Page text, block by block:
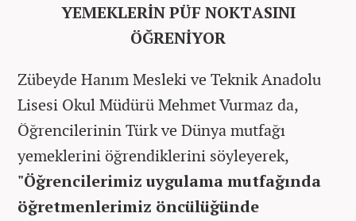
YEMEKLERİN PÜF NOKTASINI
ÖĞRENİYOR
Zübeyde Hanım Mesleki ve Teknik Anadolu
Lisesi Okul Müdürü Mehmet Vurmaz da,
Öğrencilerinin Türk ve Dünya mutfağı
yemeklerini öğrendiklerini söyleyerek,
"Öğrencilerimiz uygulama mutfağında
öğretmenlerimiz öncülüğünde